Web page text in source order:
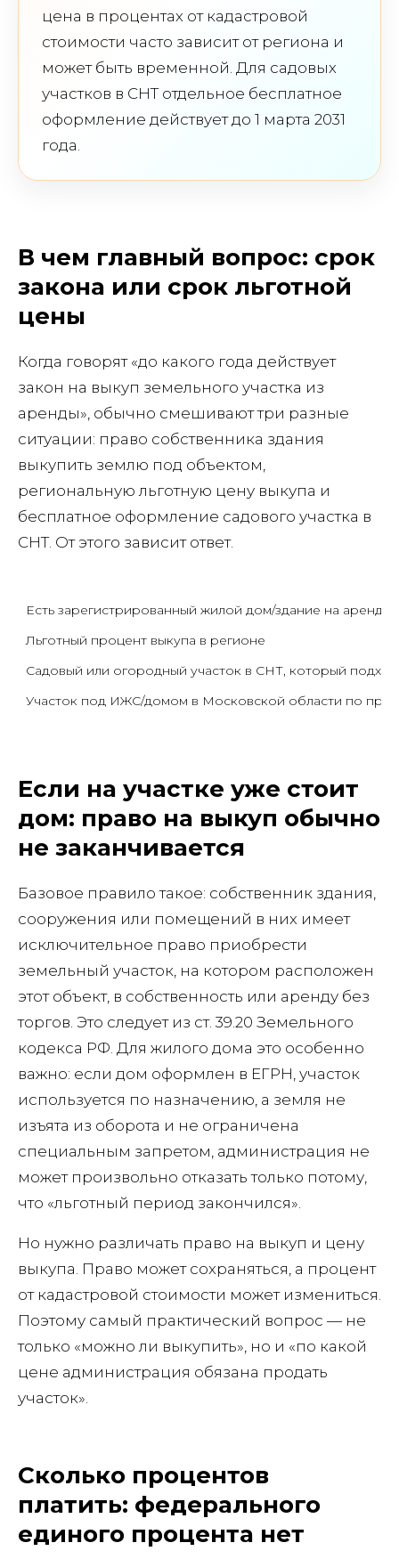
цена в процентах от кадастровой
стоимости часто зависит от региона и
может быть временной. Для садовых
участков в СНТ отдельное бесплатное
оформление действует до 1 марта 2031
года.
В чем главный вопрос: срок
закона или срок льготной
цены
Когда говорят «до какого года действует
закон на выкуп земельного участка из
аренды», обычно смешивают три разные
ситуации: право собственника здания
выкупить землю под объектом,
региональную льготную цену выкупа и
бесплатное оформление садового участка в
СНТ. От этого зависит ответ.
Есть зарегистрированный жилой дом/здание на
Льготный процент выкупа в регионе
Садовый или огородный участок в СНТ, который
Участок под ИЖС/домом в Московской области по
Если на участке уже стоит
дом: право на выкуп обычно
не заканчивается
Базовое правило такое: собственник здания,
сооружения или помещений в них имеет
исключительное право приобрести
земельный участок, на котором расположен
этот объект, в собственность или аренду без
торгов. Это следует из ст. 39.20 Земельного
кодекса РФ. Для жилого дома это особенно
важно: если дом оформлен в ЕГРН, участок
используется по назначению, а земля не
изъята из оборота и не ограничена
специальным запретом, администрация не
может произвольно отказать только потому,
что «льготный период закончился».
Но нужно различать право на выкуп и цену
выкупа. Право может сохраняться, а процент
от кадастровой стоимости может измениться.
Поэтому самый практический вопрос — не
только «можно ли выкупить», но и «по какой
цене администрация обязана продать
участок».
Сколько процентов
платить: федерального
единого процента нет